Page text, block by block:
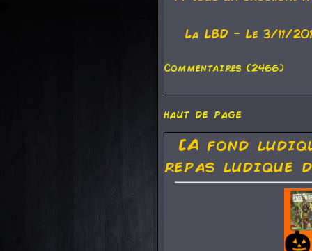
La LBD - Le 3/11/
Commentaires (2466)
haut de page
[A fond
repas ludique